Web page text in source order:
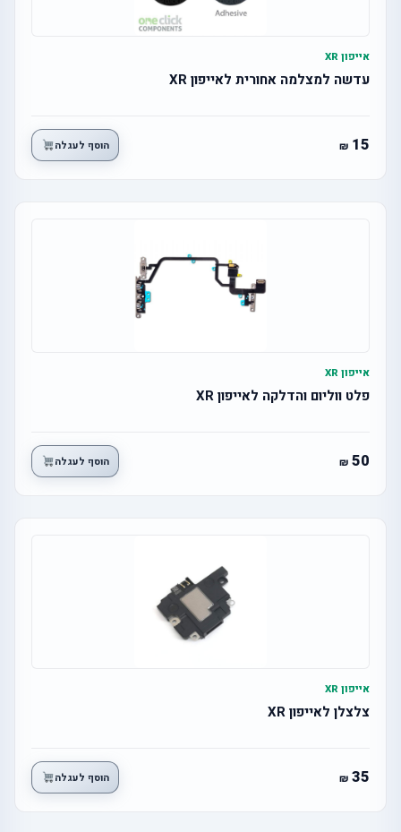
אייפון XR
עדשה למצלמה אחורית לאייפון XR
15 הוסף לעגלה
אייפון XR
פלט ווליום והדלקה לאייפון XR
50 הוסף לעגלה
אייפון XR
צלצלן לאייפון XR
35 הוסף לעגלה